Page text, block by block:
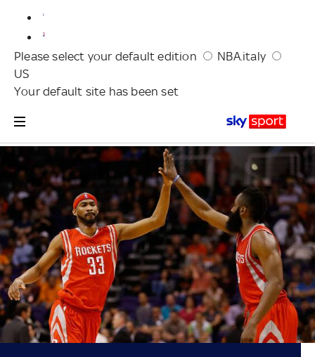
Please select your default edition
NBA.italy
US
Your default site has been set